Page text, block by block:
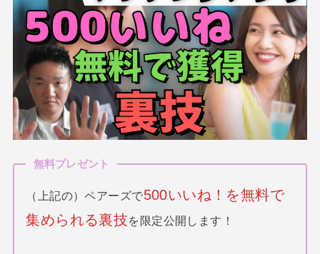
無料プレゼント
（上記の）ペアーズで500いいね！を無料で
集められる裏技を限定公開します！